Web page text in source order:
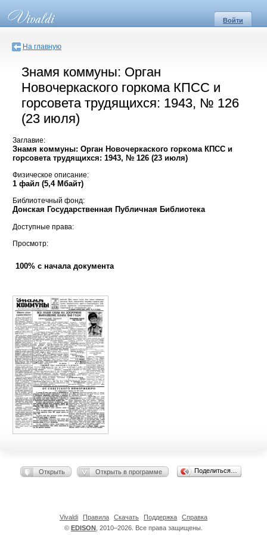
Войти
На главную
Знамя коммуны: Орган
Новочеркаского горкома КПСС и
горсовета трудящихся: 1943, № 126
(23 июля)
Заглавие:
Знамя коммуны: Орган Новочеркаского горкома КПСС и
горсовета трудящихся: 1943, № 126 (23 июля)
Физическое описание:
1 файл (5,4 Мбайт)
Библиотечный фонд:
Донская Государственная Публичная Библиотека
Доступные права:
Просмотр:
100% с начала документа
Открыть Открыть в программе Поделиться…
© EDISON , 2010–2026. Все права защищены.
Vivaldi Правила Скачать Поддержка Справка